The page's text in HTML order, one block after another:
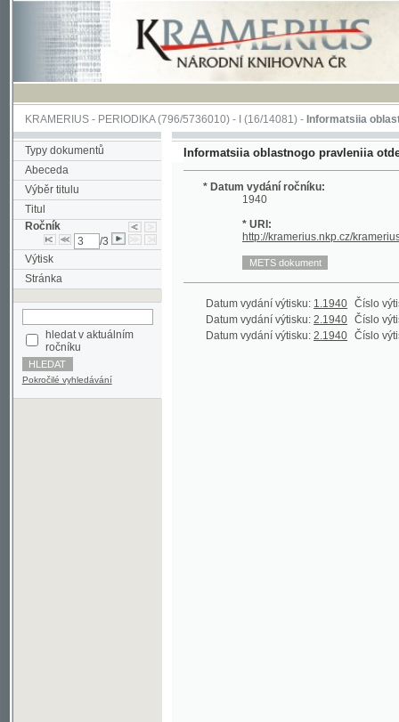
KRAMERIUS-PERIODIKA(796/5736010) -I(16/14081) -Informatsiia oblastnogo
Typy dokumentů
Abeceda
Výběr titulu
Titul
Ročník
/3
Výtisk
Stránka
hledat v aktuálním
Pokročilé vyhledávání
Informatsiia oblastnogo pravleniia otdela
* Datum vydání ročníku:
1940
* URI:
Datum vydání výtisku:2.1940 Číslo výtisku:31